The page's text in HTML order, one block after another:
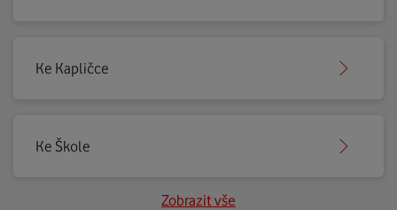
Ke Kapličce
Ke Škole
Zobrazit vše